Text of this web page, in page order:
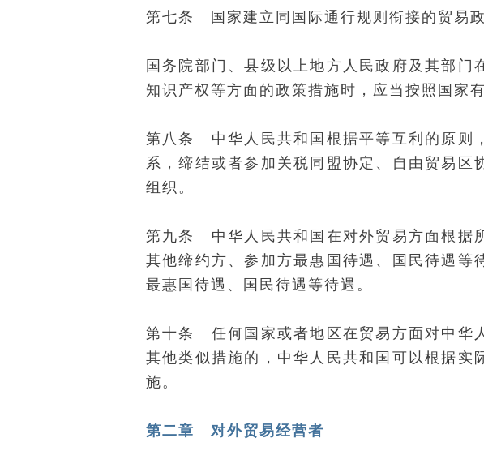
第七条 国家建立同国际通行规则衔接的贸易政
国务院部门、县级以上地方人民政府及其部
知识产权等方面的政策措施时，应当按照国家
第八条 中华人民共和国根据平等互利的原则
系，缔结或者参加关税同盟协定、自由贸易
组织。
第九条 中华人民共和国在对外贸易方面根据
其他缔约方、参加方最惠国待遇、国民待遇
最惠国待遇、国民待遇等待遇。
第十条 任何国家或者地区在贸易方面对中华
其他类似措施的，中华人民共和国可以根据
施。
第二章 对外贸易经营者